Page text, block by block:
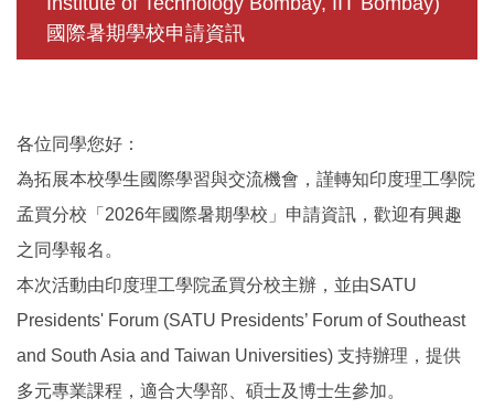
未來學生
學生赴外
國際鏈結
國際暑期學校申請資訊
各位同學您好：
為拓展本校學生國際學習與交流機會，謹轉知印度理工學院
孟買分校「2026年國際暑期學校」申請資訊，歡迎有興趣
之同學報名。
本次活動由印度理工學院孟買分校主辦，並由SATU
Presidents' Forum (SATU Presidents’ Forum of Southeast
and South Asia and Taiwan Universities) 支持辦理，提供
多元專業課程，適合大學部、碩士及博士生參加。